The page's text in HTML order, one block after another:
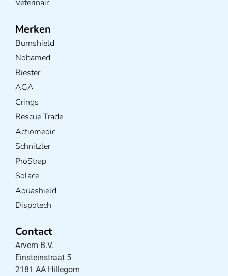
Veterinair
Merken
Burnshield
Nobamed
Riester
AGA
Crings
Rescue Trade
Actiomedic
Schnitzler
ProStrap
Solace
Aquashield
Dispotech
Contact
Arvem B.V.
Einsteinstraat 5
2181 AA Hillegom